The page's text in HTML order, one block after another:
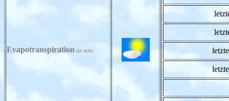
Evapotranspiration (in mm)